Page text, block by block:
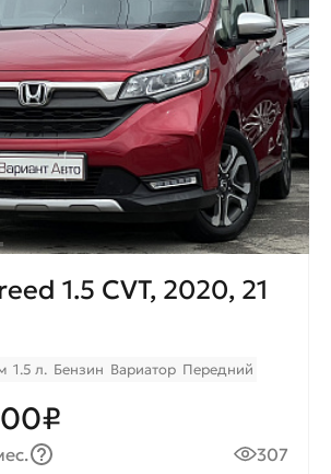
1.5 CVT, 2020, 21
1.5 л. Бензин Вариатор Передний
307